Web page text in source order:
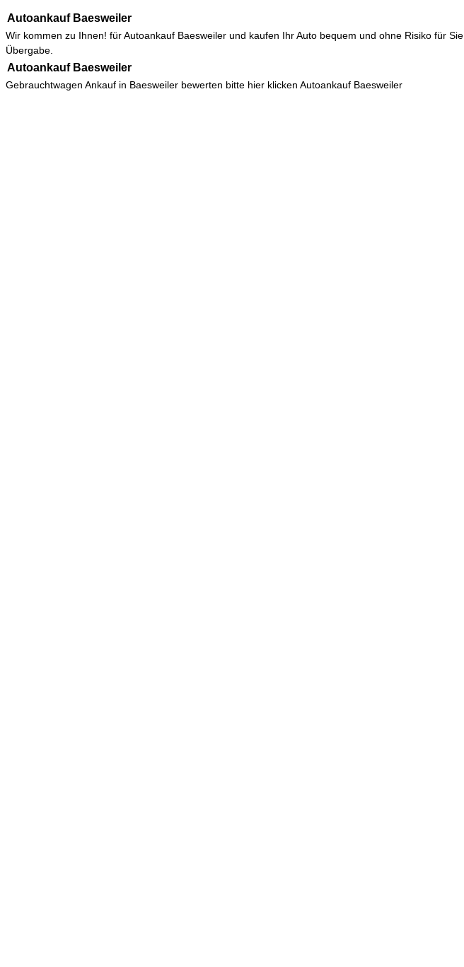
Autoankauf Baesweiler
Wir kommen zu Ihnen! fürAutoankauf Baesweiler und kaufen Ihr Auto bequem und ohne Risiko für
Übergabe.
Autoankauf Baesweiler
Gebrauchtwagen Ankauf in Baesweiler bewerten bitte hier klicken Autoankauf Baesweiler